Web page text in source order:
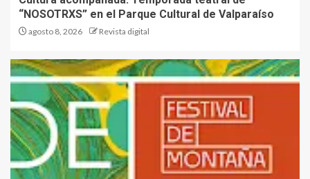
“NOSOTRXS” en el Parque Cultural de Valparaíso
agosto 8, 2026 Revista digital